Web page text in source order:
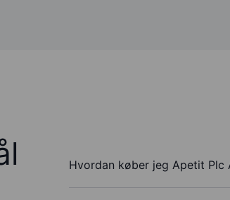
Hvordan køber jeg Apetit Plc